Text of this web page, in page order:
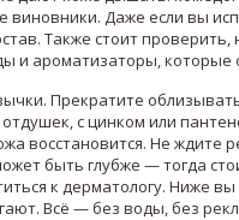
Даже если вы
Также стоит
и ароматизаторы, которые
Прекратите
с цинком или
восстановится. Не ждите
быть глубже — тогда
к дерматологу. Ниже
Всё — без воды, без